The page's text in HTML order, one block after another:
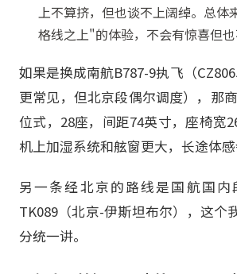
上不算挤，但也谈不上阔绰。总
格线之上"的体验，不会有惊喜但也
如果是换成南航B787-9执飞（
更常见，但北京段偶尔调度），那
位式，28座，间距74英寸，座椅宽
机上加湿系统和舷窗更大，长途体感
另一条经北京的路线是国航国内
TK089（北京-伊斯坦布尔），这个
分统一讲。